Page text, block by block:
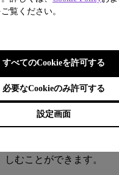
覧ください。
設定画面
必要なCookieのみ許可する
すべてのCookieを許可する
楽の楽しみ方
ーカーモード」に切り替
しむことができます。